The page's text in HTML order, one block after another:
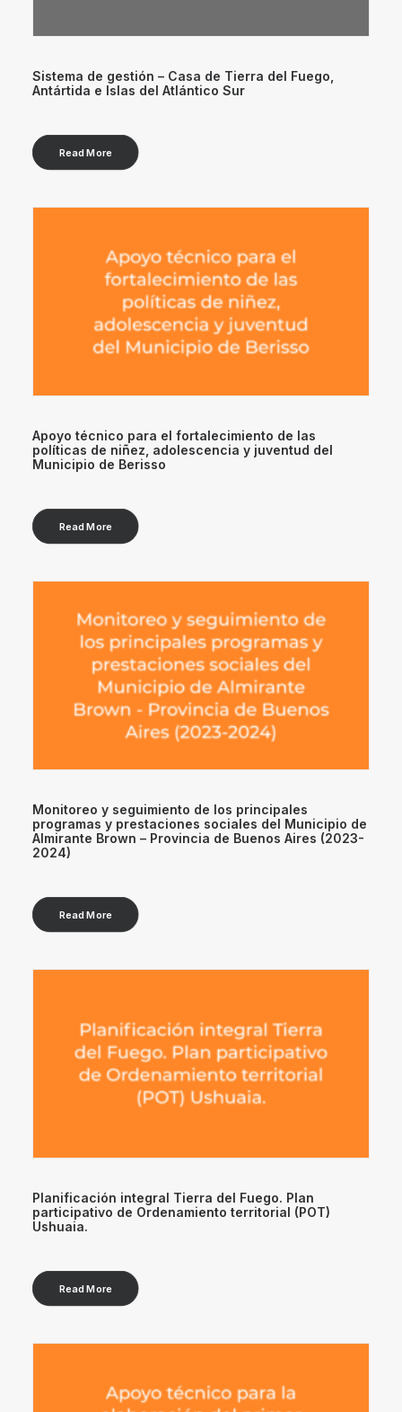
Sistema de gestión – Casa de Tierra del Fuego,
Antártida e Islas del Atlántico Sur
Read More
Apoyo técnico para el fortalecimiento de las
políticas de niñez, adolescencia y juventud del
Municipio de Berisso
Read More
Monitoreo y seguimiento de los principales
programas y prestaciones sociales del Municipio de
Almirante Brown – Provincia de Buenos Aires (2023-
2024)
Read More
Planificación integral Tierra del Fuego. Plan
participativo de Ordenamiento territorial (POT)
Ushuaia.
Read More